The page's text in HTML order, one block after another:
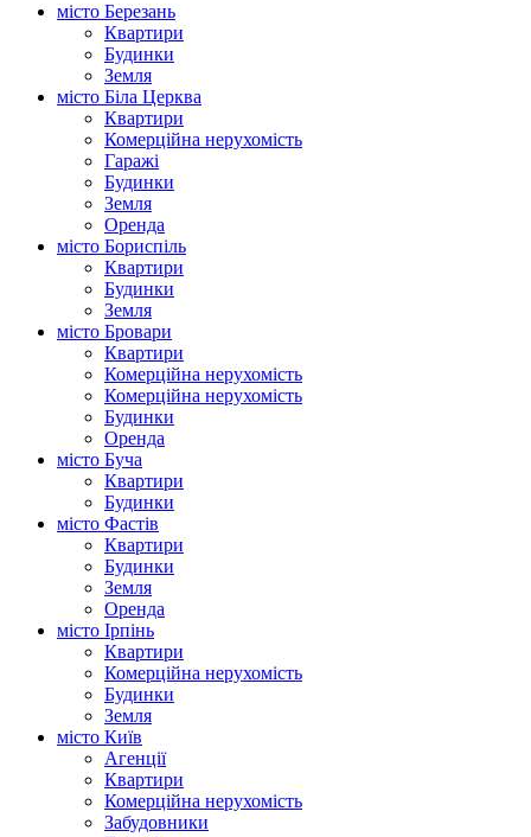
місто Березань
Квартири
Будинки
Земля
місто Біла Церква
Квартири
Комерційна нерухомість
Гаражі
Будинки
Земля
Оренда
місто Бориспіль
Квартири
Будинки
Земля
місто Бровари
Квартири
Комерційна нерухомість
Комерційна нерухомість
Будинки
Оренда
місто Буча
Квартири
Будинки
місто Фастів
Квартири
Будинки
Земля
Оренда
місто Ірпінь
Квартири
Комерційна нерухомість
Будинки
Земля
місто Київ
Агенції
Квартири
Комерційна нерухомість
Забудовники